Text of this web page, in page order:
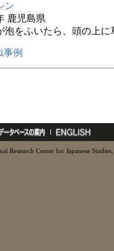
ン
鹿児島県
泡をふいたら、頭の上
事例
Research Center for Japanese